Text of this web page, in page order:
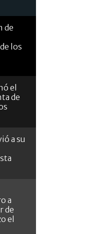
de
los
el
de
a su
a
de
el